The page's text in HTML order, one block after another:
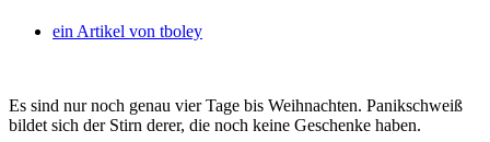
ein Artikel von tboley
Es sind nur noch genau vier Tage bis Weihnachten. Panikschweiß
bildet sich der Stirn derer, die noch keine Geschenke haben.